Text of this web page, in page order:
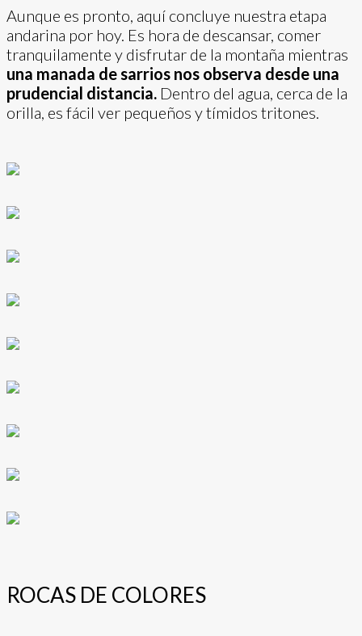
Aunque es pronto, aquí concluye nuestra etapa
andarina por hoy. Es hora de descansar, comer
tranquilamente y disfrutar de la montaña mientras
una manada de sarrios nos observa desde una
prudencial distancia. Dentro del agua, cerca de la
orilla, es fácil ver pequeños y tímidos tritones.
ROCAS DE COLORES